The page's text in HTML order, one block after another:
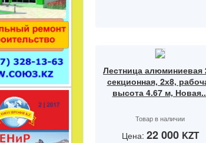
Лестница алюминиевая
секционная, 2х8,
высота 4.67 м,
Товар в наличии
Цена: 22 000 KZT